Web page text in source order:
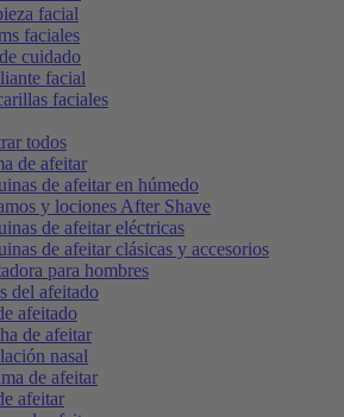
facial
faciales
cuidado
facial
faciales
todos
de afeitar
de afeitar en húmedo
y lociones After Shave
de afeitar eléctricas
de afeitar clásicas y accesorios
para hombres
del afeitado
afeitado
de afeitar
nasal
de afeitar
afeitar